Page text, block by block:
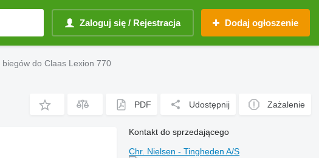
Zaloguj się / Rejestracja Dodaj ogłoszenie
biegów do Claas Lexion 770
PDF Udostępnij Zażalenie
Kontakt do sprzedającego
Chr. Nielsen - Tingheden A/S